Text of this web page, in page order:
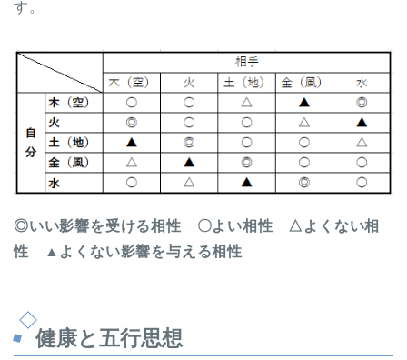
す。
◎いい影響を受ける相性 〇よい相性 △よくない相
性 ▲よくない影響を与える相性
健康と五行思想